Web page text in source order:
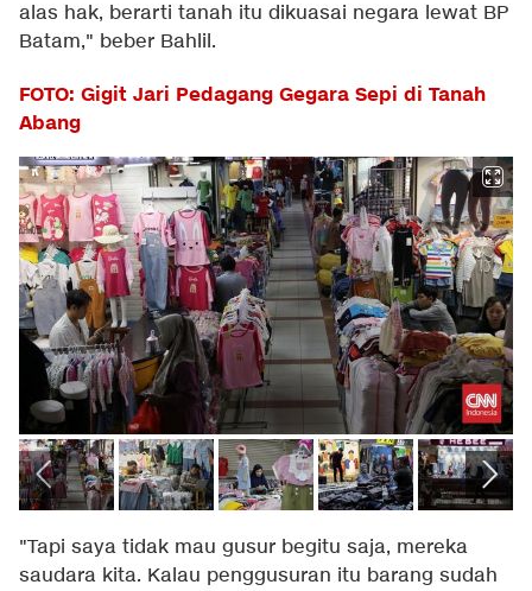
alas hak, berarti tanah itu dikuasai negara lewat BP
Batam," beber Bahlil.
FOTO: Gigit Jari Pedagang Gegara Sepi di Tanah
Abang
"Tapi saya tidak mau gusur begitu saja, mereka
saudara kita. Kalau penggusuran itu barang sudah